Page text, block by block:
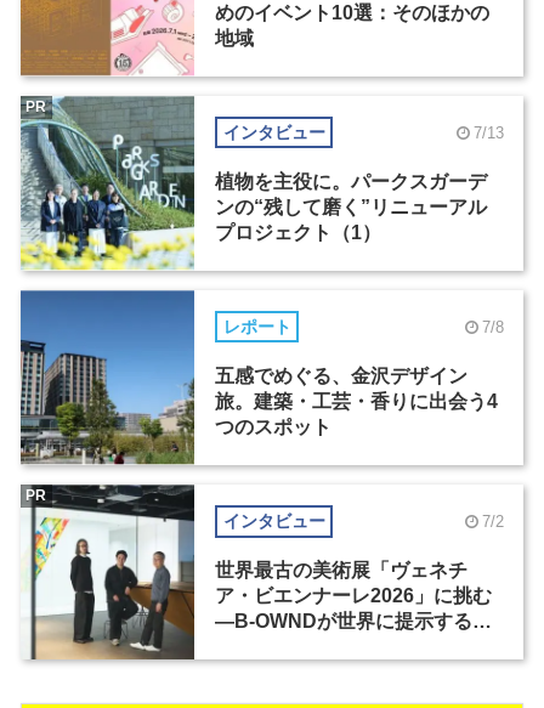
めのイベント10選：そのほかの
地域
インタビュー 7/13
植物を主役に。パークスガーデ
ンの“残して磨く”リニューアル
プロジェクト（1）
PR
レポート 7/8
五感でめぐる、金沢デザイン
旅。建築・工芸・香りに出会う4
つのスポット
インタビュー 7/2
世界最古の美術展「ヴェネチ
ア・ビエンナーレ2026」に挑む
―B-OWNDが世界に提示する美
PR